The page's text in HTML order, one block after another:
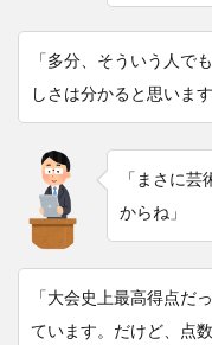
「多分、そういう人で
しさは分かると思います
「まさに
からね」
「大会史上最高得点だ
ています。だけど、点